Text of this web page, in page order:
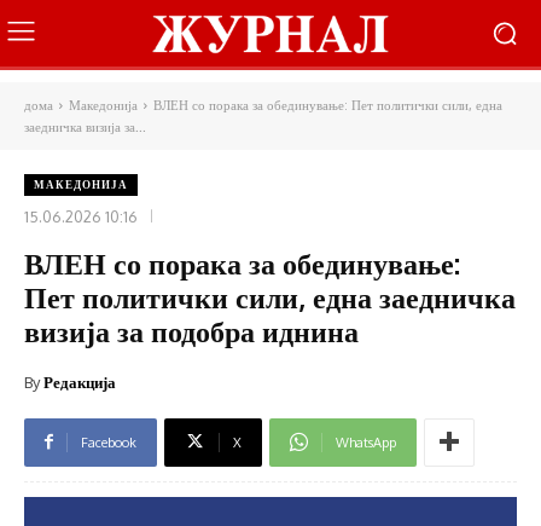
дома Македонија
ВЛЕН со порака за обединување: Пет политички сили, една
заедничка визија за...
МАКЕДОНИЈА
15.06.2026 10:16
ВЛЕН со порака за обединување:
Пет политички сили, една заедничка
визија за подобра иднина
ByРедакција
Facebook X WhatsApp